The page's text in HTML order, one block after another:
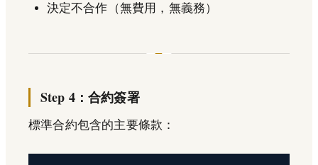
決定不合作（無費用，無義務）
Step 4：合約簽署
標準合約包含的主要條款：